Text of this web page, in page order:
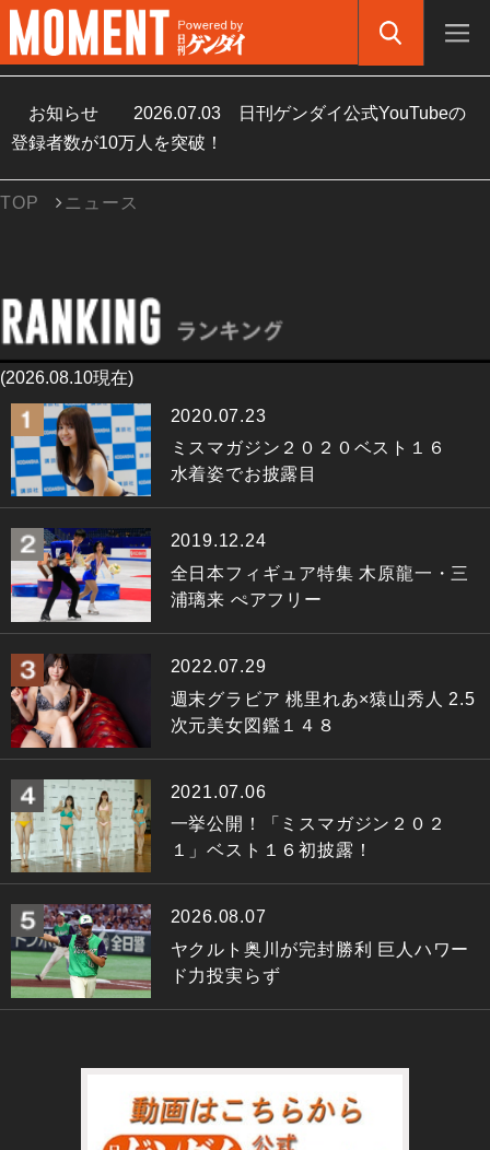
お知らせ 2026.07.03
日刊ゲンダイ公式YouTubeの
登録者数が10万人を突破！
TOP ニュース
(2026.08.10現在)
2020.07.23
ミスマガジン２０２０ベスト１６
水着姿でお披露目
2019.12.24
全日本フィギュア特集 木原龍一・三
浦璃来 ぺアフリー
2022.07.29
週末グラビア 桃里れあ×猿山秀人 2.5
次元美女図鑑１４８
2021.07.06
一挙公開！「ミスマガジン２０２
１」ベスト１６初披露！
2026.08.07
ヤクルト奥川が完封勝利 巨人ハワー
ド力投実らず